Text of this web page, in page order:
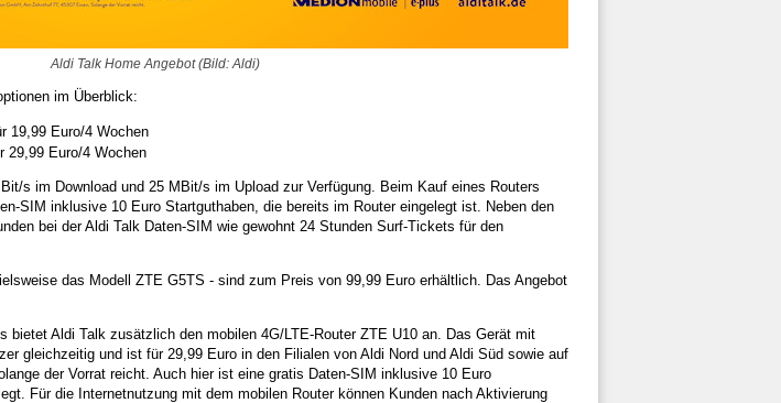
Aldi Talk Home Angebot (Bild: Aldi)
im Überblick:
19,99 Euro/4 Wochen
29,99 Euro/4 Wochen
s im Download und 25 MBit/s im Upload zur Verfügung. Beim Kauf eines Routers
SIM inklusive 10 Euro Startguthaben, die bereits im Router eingelegt ist. Neben den
bei der Aldi Talk Daten-SIM wie gewohnt 24 Stunden Surf-Tickets für den
das Modell ZTE G5TS - sind zum Preis von 99,99 Euro erhältlich. Das Angebot
bietet Aldi Talk zusätzlich den mobilen 4G/LTE-Router ZTE U10 an. Das Gerät mit
gleichzeitig und ist für 29,99 Euro in den Filialen von Aldi Nord und Aldi Süd sowie auf
der Vorrat reicht. Auch hier ist eine gratis Daten-SIM inklusive 10 Euro
Für die Internetnutzung mit dem mobilen Router können Kunden nach Aktivierung